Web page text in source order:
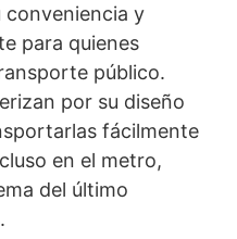
conveniencia y
para quienes
público.
por su diseño
fácilmente
en el metro,
del último